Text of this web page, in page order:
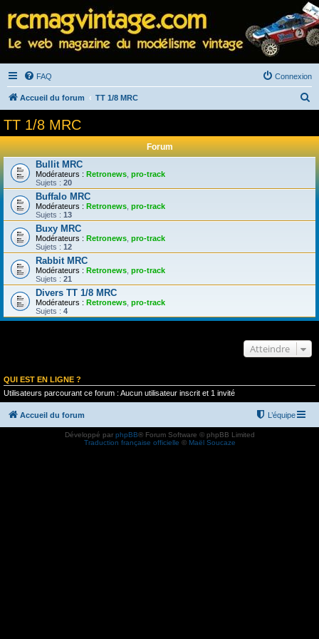
FAQ Connexion
Accueil du forum TT 1/8 MRC
r
TT 1/8 MRC
Forum
Bullit MRC
Modérateurs : Retronews pro-track
Sujets : 20
Buffalo MRC
Modérateurs : Retronews pro-track
Sujets : 13
Buxy MRC
Modérateurs : Retronews pro-track
Sujets : 12
Rabbit MRC
Modérateurs : Retronews pro-track
Sujets : 21
Divers TT 1/8 MRC
Modérateurs : Retronews pro-track
Sujets : 4
Atteindre
QUI EST EN LIGNE ?
Utilisateurs parcourant ce forum : Aucun utilisateur inscrit et 1 invité
Accueil du forum L’équipe
Développé par phpBB® Forum Software © phpBB Limited
Traduction française officielle © Maël Soucaze